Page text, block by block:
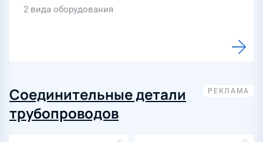
2 вида оборудования
Соединительные детали
трубопроводов